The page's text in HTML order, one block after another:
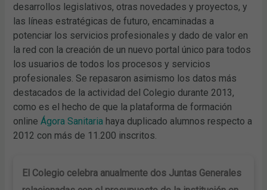
desarrollos legislativos, otras novedades y proyectos, y
las líneas estratégicas de futuro, encaminadas a
potenciar los servicios profesionales y dado de valor en
la red con la creación de un nuevo portal único para todos
los usuarios de todos los procesos y servicios
profesionales. Se repasaron asimismo los datos más
destacados de la actividad del Colegio durante 2013,
como es el hecho de que la plataforma de formación
onlineÁgora Sanitaria haya duplicado alumnos respecto a
2012 con más de 11.200 inscritos.
El Colegio celebra anualmente dos Juntas Generales